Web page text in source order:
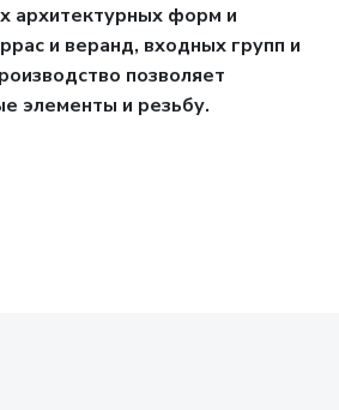
архитектурных форм и
и веранд, входных групп и
позволяет
элементы и резьбу.